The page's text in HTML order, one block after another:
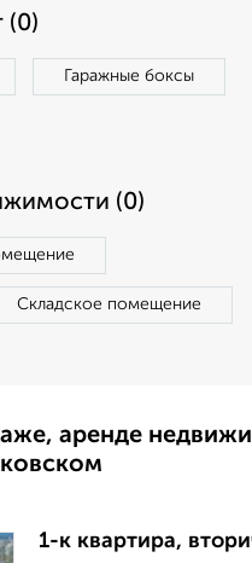
(0)
Гаражные боксы
(0)
Складское помещение
аренде
1-к квартира,